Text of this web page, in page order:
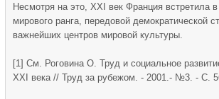
Несмотря на это, XXI век Франция встретила
мирового ранга, передовой демократической
важнейших центров мировой культуры.
[1] См. Роговина О. Труд и социальное
XXI века // Труд за рубежом. - 2001.- №3. - С.